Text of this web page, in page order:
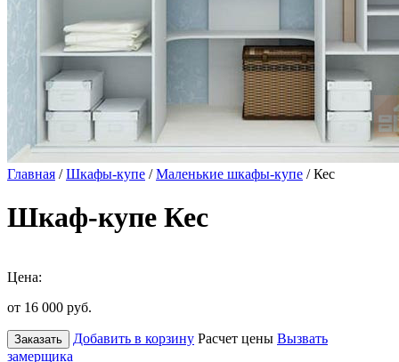
Главная /Шкафы-купе /Маленькие шкафы-купе / Кес
Шкаф-купе Кес
Цена:
от 16 000 руб.
Заказать Добавить в корзину Расчет цены Вызвать
замерщика